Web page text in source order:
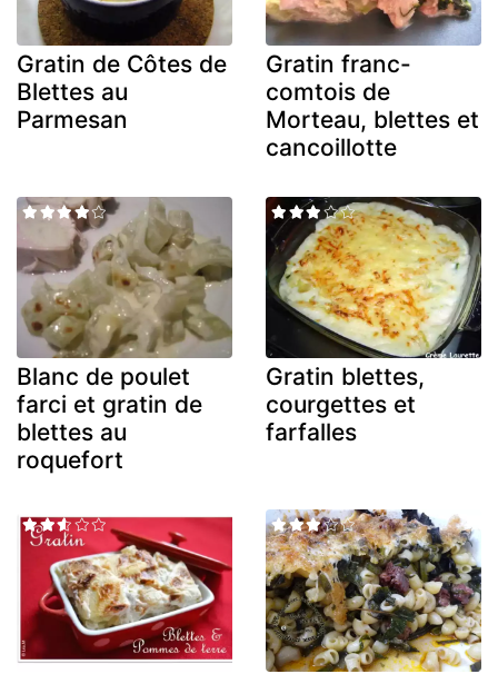
Gratin de Côtes de
Blettes au
Parmesan
Gratin franc-
comtois de
Morteau, blettes et
cancoillotte
Blanc de poulet
farci et gratin de
blettes au
roquefort
Gratin blettes,
courgettes et
farfalles